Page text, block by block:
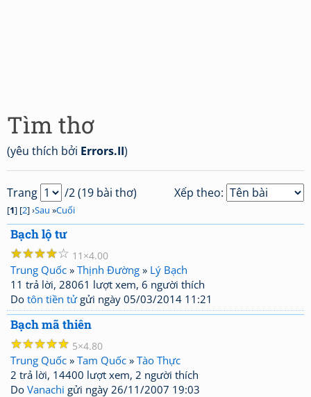
Tìm thơ
(yêu thích bởi Errors.II)
Xếp theo:
Trang /2 (19 bài thơ)
[1] [2] ›Sau »Cuối
Bạch lộ tư
☆
☆
☆
☆
☆ 11 4.00
Trung Quốc » Thịnh Đường » Lý Bạch
11 trả lời, 28061 lượt xem, 6 người thích
Do tôn tiền tửgửi ngày 05/03/2014 11:21
Bạch mã thiên
☆
☆
☆
☆
☆ 5 4.80
Trung Quốc » Tam Quốc » Tào Thực
2 trả lời, 14400 lượt xem, 2 người thích
Do Vanachi gửi ngày 26/11/2007 19:03